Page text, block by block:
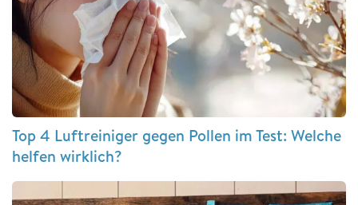
Top 4 Luftreiniger gegen Pollen im Test: Welche
helfen wirklich?